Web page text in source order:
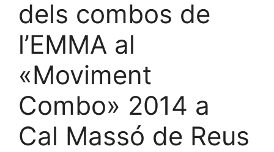
dels combos de
l’EMMA al
«Moviment
Combo» 2014 a
Cal Massó de Reus